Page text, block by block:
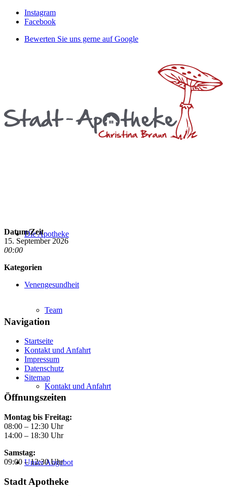
Instagram
Facebook
Bewerten Sie uns gerne auf Google
Die Apotheke
Team
Kontakt und Anfahrt
Unser Angebot
Datum/Zeit
15. September 2026
00:00
Kategorien
Venengesundheit
Navigation
Startseite
Kontakt und Anfahrt
Impressum
Datenschutz
Sitemap
Öffnungszeiten
Montag bis Freitag:
08:00 – 12:30 Uhr
14:00 – 18:30 Uhr
Samstag:
09:00 – 12:30 Uhr
Stadt Apotheke